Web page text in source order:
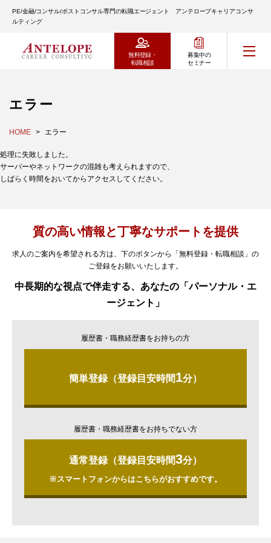
PE/金融/コンサル/ポストコンサル専門の転職エージェント アンテロープキャリアコンサ
ルティング
無料登録・
転職相談
募集中の
セミナー
エラー
HOME エラー
処理に失敗しました。
サーバーやネットワークの混雑も考えられますので、
しばらく時間をおいてからアクセスしてください。
質の高い情報と丁寧なサポートを提供
求人のご案内を希望される方は、下のボタンから「無料登録・転職相談」の
ご登録をお願いいたします。
中長期的な視点で伴走する、あなたの「パーソナル・エ
ージェント」
履歴書・職務経歴書をお持ちの方
簡単登録（登録目安時間1分）
履歴書・職務経歴書をお持ちでない方
通常登録（登録目安時間3分）
※スマートフォンからはこちらがおすすめです。